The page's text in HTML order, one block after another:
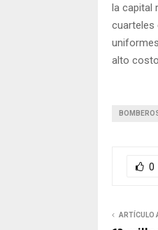
la capital
cuarteles
alto
0
ARTÍCULO